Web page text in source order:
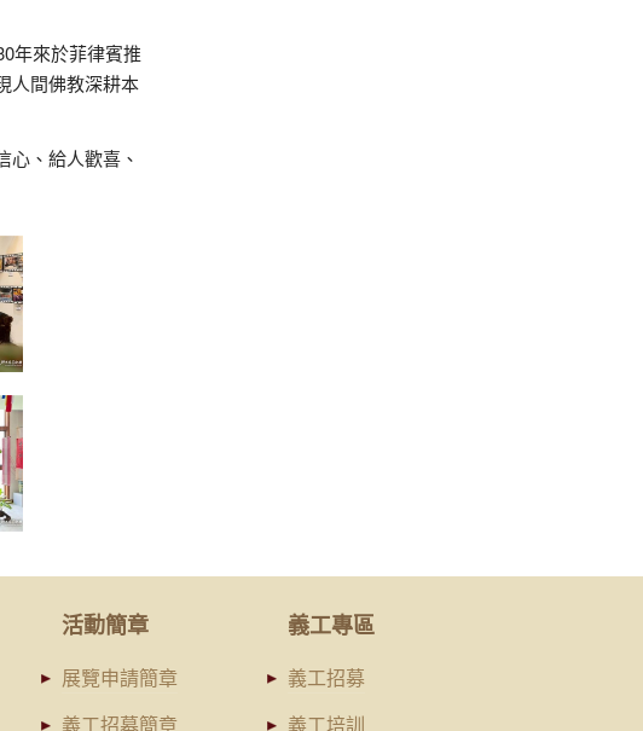
年來於菲律賓推
人間佛教深耕本
、給人歡喜、
活動簡章
展覽申請簡章
義工招募簡章
義工專區
義工招募
義工培訓